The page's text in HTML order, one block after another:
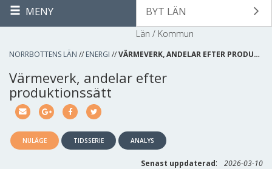
MENY BYT LÄN
Län / Kommun
NORRBOTTENS LÄN // ENERGI //VÄRMEVERK, ANDELAR EFTER PRODU…
Värmeverk, andelar efter
produktionssätt
NULÄGE TIDSSERIE ANALYS
Senast uppdaterad: 2026-03-10